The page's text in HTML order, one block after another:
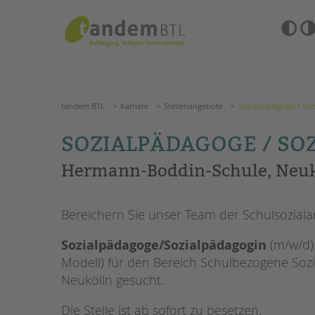
Barrierefrei-
ANGEBOTE
KITA & FRÜHE HILFEN
Grundschulen
Förderzentren
Kollegs
EFöB
Tagesgruppen
HILFEN ZUR
TANDEM BTL
tandem BTL Karriere
tandem BTL Karriere Stellenangebote Sozialpädagoge /
SOZIALPÄDAGOGE /
Hermann-Boddin-Schule,
Bereichern Sie unser Team der
Sozialpädagoge/Sozialpädagogin (m/w/
Modell) für den Bereich Schulbezogene
Neukölln gesucht.
Die Stelle ist ab sofort zu besetzen.